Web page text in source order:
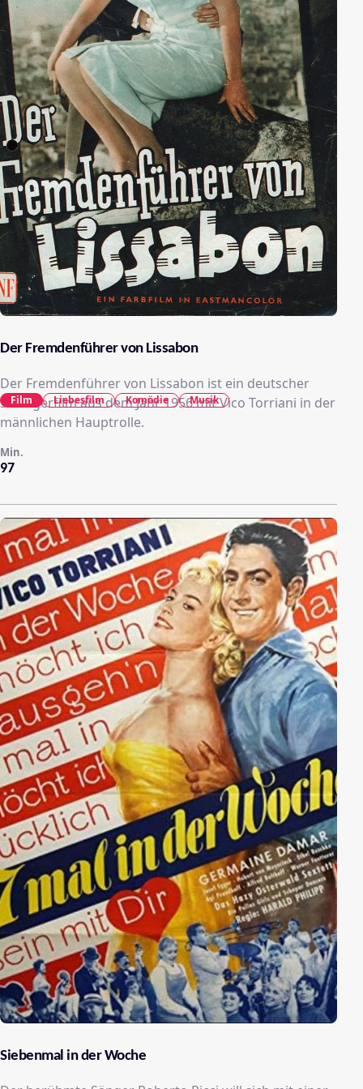
Der Fremdenführer von Lissabon
Der Fremdenführer von Lissabon ist ein deutscher
Schlagerfilm aus dem Jahr 1956 mit Vico Torriani in der
männlichen Hauptrolle.
97
Min.
Film Liebesfilm Komödie Musik
Siebenmal in der Woche